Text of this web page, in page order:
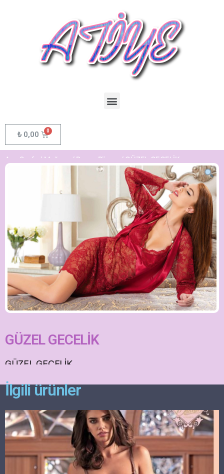
₺ 0,00
Ana Sayfa / Mağaza / Bayan Pijama / GÜZEL GECELİK
GÜZEL GECELİK
GÜZEL GECELİK
İlgili ürünler